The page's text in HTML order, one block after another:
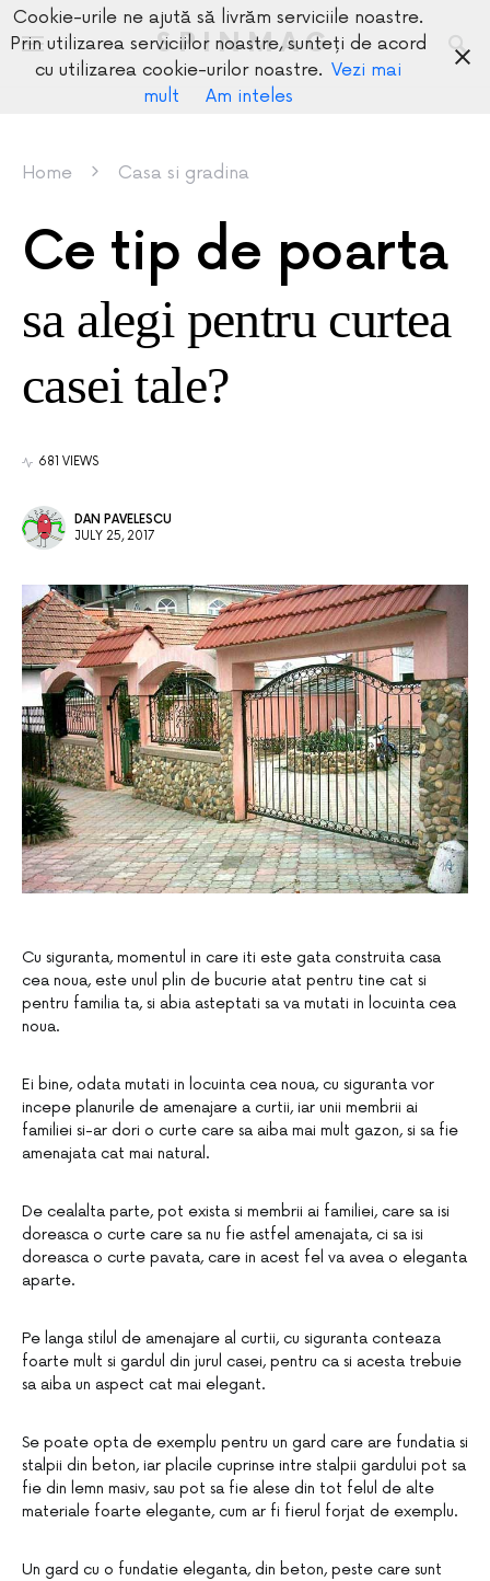
SPINMAG
Home Casa si gradina
Ce tip de poarta
sa alegi pentru curtea
casei tale?
681 VIEWS
DAN PAVELESCU
JULY 25, 2017
Cu siguranta, momentul in care iti este gata construita casa
cea noua, este unul plin de bucurie atat pentru tine cat si
pentru familia ta, si abia asteptati sa va mutati in locuinta cea
noua.
Ei bine, odata mutati in locuinta cea noua, cu siguranta vor
incepe planurile de amenajare a curtii, iar unii membrii ai
familiei si-ar dori o curte care sa aiba mai mult gazon, si sa fie
amenajata cat mai natural.
De cealalta parte, pot exista si membrii ai familiei, care sa isi
doreasca o curte care sa nu fie astfel amenajata, ci sa isi
doreasca o curte pavata, care in acest fel va avea o eleganta
aparte.
Pe langa stilul de amenajare al curtii, cu siguranta conteaza
foarte mult si gardul din jurul casei, pentru ca si acesta trebuie
sa aiba un aspect cat mai elegant.
Se poate opta de exemplu pentru un gard care are fundatia si
stalpii din beton, iar placile cuprinse intre stalpii gardului pot sa
fie din lemn masiv, sau pot sa fie alese din tot felul de alte
materiale foarte elegante, cum ar fi fierul forjat de exemplu.
Un gard cu o fundatie eleganta, din beton, peste care sunt
Cookie-urile ne ajută să livrăm serviciile noastre.
Prin utilizarea serviciilor noastre, sunteți de acord
cu utilizarea cookie-urilor noastre. Vezi mai
mult
Am inteles